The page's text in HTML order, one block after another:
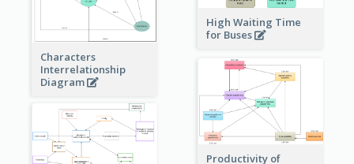
Characters
Interrelationship
Diagram
High Waiting Time
for Buses
Productivity of